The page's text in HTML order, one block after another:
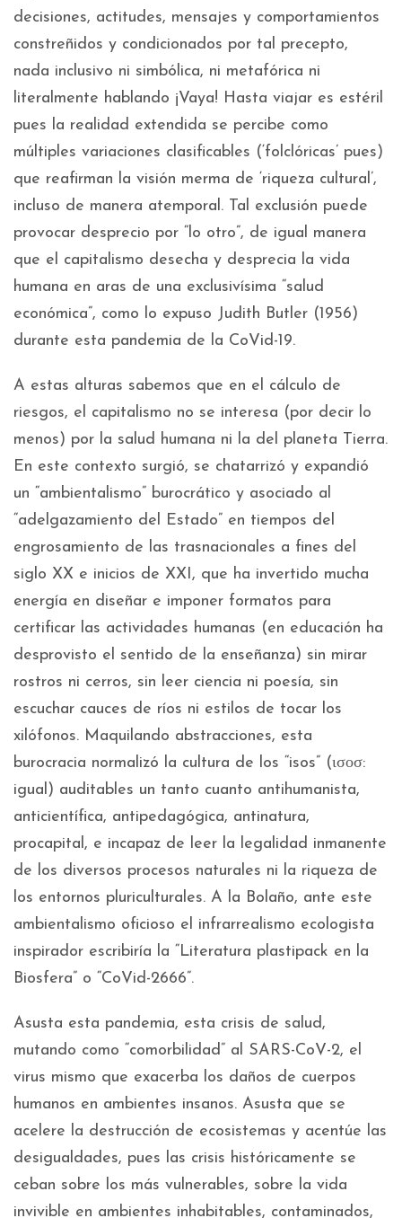
decisiones, actitudes, mensajes y comportamientos
constreñidos y condicionados por tal precepto,
nada inclusivo ni simbólica, ni metafórica ni
literalmente hablando ¡Vaya! Hasta viajar es estéril
pues la realidad extendida se percibe como
múltiples variaciones clasificables (‘folclóricas’ pues)
que reafirman la visión merma de ‘riqueza cultural’,
incluso de manera atemporal. Tal exclusión puede
provocar desprecio por “lo otro”, de igual manera
que el capitalismo desecha y desprecia la vida
humana en aras de una exclusivísima “salud
económica”, como lo expuso Judith Butler (1956)
durante esta pandemia de la CoVid-19.
A estas alturas sabemos que en el cálculo de
riesgos, el capitalismo no se interesa (por decir lo
menos) por la salud humana ni la del planeta Tierra.
En este contexto surgió, se chatarrizó y expandió
un “ambientalismo” burocrático y asociado al
“adelgazamiento del Estado” en tiempos del
engrosamiento de las trasnacionales a fines del
siglo XX e inicios de XXI, que ha invertido mucha
energía en diseñar e imponer formatos para
certificar las actividades humanas (en educación ha
desprovisto el sentido de la enseñanza) sin mirar
rostros ni cerros, sin leer ciencia ni poesía, sin
escuchar cauces de ríos ni estilos de tocar los
xilófonos. Maquilando abstracciones, esta
burocracia normalizó la cultura de los “isos” (ισοσ:
igual) auditables un tanto cuanto antihumanista,
anticientífica, antipedagógica, antinatura,
procapital, e incapaz de leer la legalidad inmanente
de los diversos procesos naturales ni la riqueza de
los entornos pluriculturales. A la Bolaño, ante este
ambientalismo oficioso el infrarrealismo ecologista
inspirador escribiría la “Literatura plastipack en la
Biosfera” o “CoVid-2666”.
Asusta esta pandemia, esta crisis de salud,
mutando como “comorbilidad” al SARS-CoV-2, el
virus mismo que exacerba los daños de cuerpos
humanos en ambientes insanos. Asusta que se
acelere la destrucción de ecosistemas y acentúe las
desigualdades, pues las crisis históricamente se
ceban sobre los más vulnerables, sobre la vida
invivible en ambientes inhabitables, contaminados,